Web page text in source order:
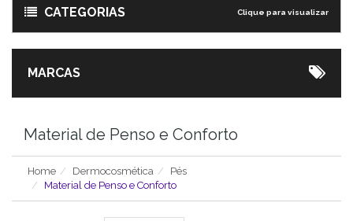
CATEGORIAS Clique para visualizar
MARCAS
Material de Penso e Conforto
Home Dermocosmética
Pés
Material de Penso e Conforto